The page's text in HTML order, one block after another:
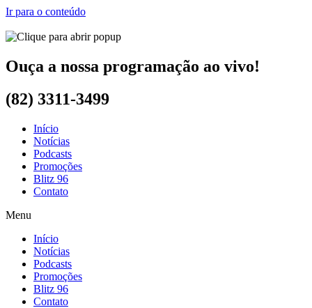
Ir para o conteúdo
Ouça a nossa programação ao vivo!
(82) 3311-3499
Início
Notícias
Podcasts
Promoções
Blitz 96
Contato
Menu
Início
Notícias
Podcasts
Promoções
Blitz 96
Contato